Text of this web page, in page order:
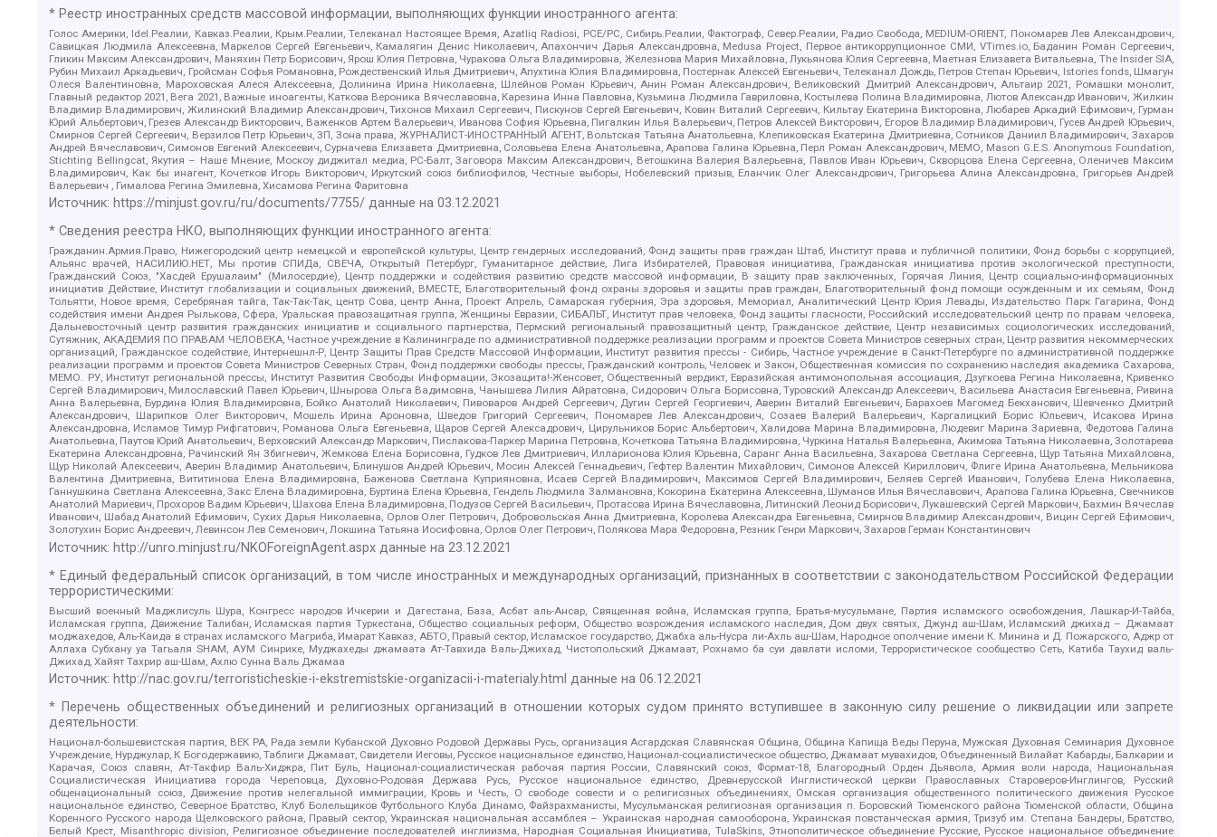
* Реестр иностранных средств массовой информации, выполняющих функции иностранного агента:
Голос Америки, Idel.Реалии, Кавказ.Реалии, Крым.Реалии, Телеканал Настоящее Время, Azatliq Radiosi, PCE/PC, Сибирь.Реалии, Фактограф, Север.Реалии, Радио Свобода, MEDIUM-ORIENT, Пономарев Лев Александрович,
Савицкая Людмила Алексеевна, Маркелов Сергей Евгеньевич, Камалягин Денис Николаевич, Апахончич Дарья Александровна, Medusa Project, Первое антикоррупционное СМИ, VTimes.io, Баданин Роман Сергеевич,
Гликин Максим Александрович, Маняхин Петр Борисович, Ярош Юлия Петровна, Чуракова Ольга Владимировна, Железнова Мария Михайловна, Лукьянова Юлия Сергеевна, Маетная Елизавета Витальевна, The Insider SIA,
Рубин Михаил Аркадьевич, Гройсман Софья Романовна, Рождественский Илья Дмитриевич, Апухтина Юлия Владимировна, Постернак Алексей Евгеньевич, Телеканал Дождь, Петров Степан Юрьевич, Istories fonds, Шмагун
Олеся Валентиновна, Мароховская Алеся Алексеевна, Долинина Ирина Николаевна, Шлейнов Роман Юрьевич, Анин Роман Александрович, Великовский Дмитрий Александрович, Альтаир 2021, Ромашки монолит,
Главный редактор 2021, Вега 2021, Важные иноагенты, Каткова Вероника Вячеславовна, Карезина Инна Павловна, Кузьмина Людмила Гавриловна, Костылева Полина Владимировна, Лютов Александр Иванович, Жилкин
Владимир Владимирович, Жилинский Владимир Александрович, Тихонов Михаил Сергеевич, Пискунов Сергей Евгеньевич, Ковин Виталий Сергеевич, Кильтау Екатерина Викторовна, Любарев Аркадий Ефимович, Гурман
Юрий Альбертович, Грезев Александр Викторович, Важенков Артем Валерьевич, Иванова София Юрьевна, Пигалкин Илья Валерьевич, Петров Алексей Викторович, Егоров Владимир Владимирович, Гусев Андрей Юрьевич,
Смирнов Сергей Сергеевич, Верзилов Петр Юрьевич, ЗП, Зона права, ЖУРНАЛИСТ-ИНОСТРАННЫЙ АГЕНТ, Вольтская Татьяна Анатольевна, Клепиковская Екатерина Дмитриевна, Сотников Даниил Владимирович, Захаров
Андрей Вячеславович, Симонов Евгений Алексеевич, Сурначева Елизавета Дмитриевна, Соловьева Елена Анатольевна, Арапова Галина Юрьевна, Перл Роман Александрович, МЕМО, Mason G.E.S. Anonymous Foundation,
Stichting Bellingcat, Якутия – Наше Мнение, Москоу диджитал медиа, РС-Балт, Заговора Максим Александрович, Ветошкина Валерия Валерьевна, Павлов Иван Юрьевич, Скворцова Елена Сергеевна, Оленичев Максим
Владимирович, Как бы инагент, Кочетков Игорь Викторович, Иркутский союз библиофилов, Честные выборы, Нобелевский призыв, Еланчик Олег Александрович, Григорьева Алина Александровна, Григорьев Андрей
Валерьевич , Гималова Регина Эмилевна, Хисамова Регина Фаритовна
Источник: https://minjust.gov.ru/ru/documents/7755/ данные на03.12.2021
* Сведения реестра НКО, выполняющих функции иностранного агента:
Гражданин.Армия.Право, Нижегородский центр немецкой и европейской культуры, Центр гендерных исследований, Фонд защиты прав граждан Штаб, Институт права и публичной политики, Фонд борьбы с коррупцией,
Альянс врачей, НАСИЛИЮ.НЕТ, Мы против СПИДа, СВЕЧА, Открытый Петербург, Гуманитарное действие, Лига Избирателей, Правовая инициатива, Гражданская инициатива против экологической преступности,
Гражданский Союз, "Хасдей Ерушалаим" (Милосердие), Центр поддержки и содействия развитию средств массовой информации, В защиту прав заключенных, Горячая Линия, Центр социально-информационных
инициатив Действие, Институт глобализации и социальных движений, ВМЕСТЕ, Благотворительный фонд охраны здоровья и защиты прав граждан, Благотворительный фонд помощи осужденным и их семьям, Фонд
Тольятти, Новое время, Серебряная тайга, Так-Так-Так, центр Сова, центр Анна, Проект Апрель, Самарская губерния, Эра здоровья, Мемориал, Аналитический Центр Юрия Левады, Издательство Парк Гагарина, Фонд
содействия имени Андрея Рылькова, Сфера, Уральская правозащитная группа, Женщины Евразии, СИБАЛЬТ, Институт прав человека, Фонд защиты гласности, Российский исследовательский центр по правам человека,
Дальневосточный центр развития гражданских инициатив и социального партнерства, Пермский региональный правозащитный центр, Гражданское действие, Центр независимых социологических исследований,
Сутяжник, АКАДЕМИЯ ПО ПРАВАМ ЧЕЛОВЕКА, Частное учреждение в Калининграде по административной поддержке реализации программ и проектов Совета Министров северных стран, Центр развития некоммерческих
организаций, Гражданское содействие, Интернешнл-Р, Центр Защиты Прав Средств Массовой Информации, Институт развития прессы - Сибирь, Частное учреждение в Санкт-Петербурге по административной поддержке
реализации программ и проектов Совета Министров Северных Стран, Фонд поддержки свободы прессы, Гражданский контроль, Человек и Закон, Общественная комиссия по сохранению наследия академика Сахарова,
МЕМО. РУ, Институт региональной прессы, Институт Развития Свободы Информации, Экозащита!-Женсовет, Общественный вердикт, Евразийская антимонопольная ассоциация, Дзугкоева Регина Николаевна, Кривенко
Сергей Владимирович, Милославский Павел Юрьевич, Шнырова Ольга Вадимовна, Чанышева Лилия Айратовна, Сидорович Ольга Борисовна, Туровский Александр Алексеевич, Васильева Анастасия Евгеньевна, Ривина
Анна Валерьевна, Бурдина Юлия Владимировна, Бойко Анатолий Николаевич, Пивоваров Андрей Сергеевич, Дугин Сергей Георгиевич, Аверин Виталий Евгеньевич, Барахоев Магомед Бекханович, Шевченко Дмитрий
Александрович, Шарипков Олег Викторович, Мошель Ирина Ароновна, Шведов Григорий Сергеевич, Пономарев Лев Александрович, Созаев Валерий Валерьевич, Каргалицкий Борис Юльевич, Исакова Ирина
Александровна, Исламов Тимур Рифгатович, Романова Ольга Евгеньевна, Щаров Сергей Алексадрович, Цирульников Борис Альбертович, Халидова Марина Владимировна, Людевиг Марина Зариевна, Федотова Галина
Анатольевна, Паутов Юрий Анатольевич, Верховский Александр Маркович, Пислакова-Паркер Марина Петровна, Кочеткова Татьяна Владимировна, Чуркина Наталья Валерьевна, Акимова Татьяна Николаевна, Золотарева
Екатерина Александровна, Рачинский Ян Збигневич, Жемкова Елена Борисовна, Гудков Лев Дмитриевич, Илларионова Юлия Юрьевна, Саранг Анна Васильевна, Захарова Светлана Сергеевна, Щур Татьяна Михайловна,
Щур Николай Алексеевич, Аверин Владимир Анатольевич, Блинушов Андрей Юрьевич, Мосин Алексей Геннадьевич, Гефтер Валентин Михайлович, Симонов Алексей Кириллович, Флиге Ирина Анатольевна, Мельникова
Валентина Дмитриевна, Вититинова Елена Владимировна, Баженова Светлана Куприяновна, Исаев Сергей Владимирович, Максимов Сергей Владимирович, Беляев Сергей Иванович, Голубева Елена Николаевна,
Ганнушкина Светлана Алексеевна, Закс Елена Владимировна, Буртина Елена Юрьевна, Гендель Людмила Залмановна, Кокорина Екатерина Алексеевна, Шуманов Илья Вячеславович, Арапова Галина Юрьевна, Свечников
Анатолий Мариевич, Прохоров Вадим Юрьевич, Шахова Елена Владимировна, Подузов Сергей Васильевич, Протасова Ирина Вячеславовна, Литинский Леонид Борисович, Лукашевский Сергей Маркович, Бахмин Вячеслав
Иванович, Шабад Анатолий Ефимович, Сухих Дарья Николаевна, Орлов Олег Петрович, Добровольская Анна Дмитриевна, Королева Александра Евгеньевна, Смирнов Владимир Александрович, Вицин Сергей Ефимович,
Золотухин Борис Андреевич, Левинсон Лев Семенович, Локшина Татьяна Иосифовна, Орлов Олег Петрович, Полякова Мара Федоровна, Резник Генри Маркович, Захаров Герман Константинович
Источник: http://unro.minjust.ru/NKOForeignAgent.aspx данные на23.12.2021
* Единый федеральный список организаций, в том числе иностранных и международных организаций, признанных в соответствии с законодательством Российской Федерации
террористическими:
Высший военный Маджлисуль Шура, Конгресс народов Ичкерии и Дагестана, База, Асбат аль-Ансар, Священная война, Исламская группа, Братья-мусульмане, Партия исламского освобождения, Лашкар-И-Тайба,
Исламская группа, Движение Талибан, Исламская партия Туркестана, Общество социальных реформ, Общество возрождения исламского наследия, Дом двух святых, Джунд аш-Шам, Исламский джихад – Джамаат
моджахедов, Аль-Каида в странах исламского Магриба, Имарат Кавказ, АБТО, Правый сектор, Исламское государство, Джабха аль-Нусра ли-Ахль аш-Шам, Народное ополчение имени К. Минина и Д. Пожарского, Аджр от
Аллаха Субхану уа Тагьаля SHAM, АУМ Синрике, Муджахеды джамаата Ат-Тавхида Валь-Джихад, Чистопольский Джамаат, Рохнамо ба суи давлати исломи, Террористическое сообщество Сеть, Катиба Таухид валь-
Джихад, Хайят Тахрир аш-Шам, Ахлю Сунна Валь Джамаа
Источник: http://nac.gov.ru/terroristicheskie-i-ekstremistskie-organizacii-i-materialy.html данные на06.12.2021
* Перечень общественных объединений и религиозных организаций в отношении которых судом принято вступившее в законную силу решение о ликвидации или запрете
деятельности:
Национал-большевистская партия, ВЕК РА, Рада земли Кубанской Духовно Родовой Державы Русь, организация Асгардская Славянская Община, Община Капища Веды Перуна, Мужская Духовная Семинария Духовное
Учреждение, Нурджулар, К Богодержавию, Таблиги Джамаат, Свидетели Иеговы, Русское национальное единство, Национал-социалистическое общество, Джамаат мувахидов, Объединенный Вилайат Кабарды, Балкарии и
Карачая, Союз славян, Ат-Такфир Валь-Хиджра, Пит Буль, Национал-социалистическая рабочая партия России, Славянский союз, Формат-18, Благородный Орден Дьявола, Армия воли народа, Национальная
Социалистическая Инициатива города Череповца, Духовно-Родовая Держава Русь, Русское национальное единство, Древнерусской Инглистической церкви Православных Староверов-Инглингов, Русский
общенациональный союз, Движение против нелегальной иммиграции, Кровь и Честь, О свободе совести и о религиозных объединениях, Омская организация общественного политического движения Русское
национальное единство, Северное Братство, Клуб Болельщиков Футбольного Клуба Динамо, Файзрахманисты, Мусульманская религиозная организация п. Боровский Тюменского района Тюменской области, Община
Коренного Русского народа Щелковского района, Правый сектор, Украинская национальная ассамблея – Украинская народная самооборона, Украинская повстанческая армия, Тризуб им. Степана Бандеры, Братство,
Белый Крест, Misanthropic division, Религиозное объединение последователей инглиизма, Народная Социальная Инициатива, TulaSkins, Этнополитическое объединение Русские, Русское национальное объединение